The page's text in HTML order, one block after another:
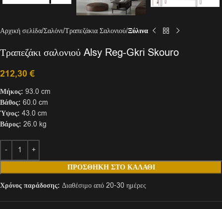
Αρχική σελίδα Σαλόνι Τραπεζάκια Σαλονιού Ξύλινα
Τραπεζάκι σαλονιού Alsy Reg-Gkri Skouro
212,30€
Μήκος: 93.0 cm
Βάθος: 60.0 cm
Ύψος: 43.0 cm
Βάρος: 26.0 kg
ΠΡΟΣΘΉΚΗ ΣΤΟ ΚΑΛΆΘΙ
Χρόνος παράδοσης: Διαθέσιμο από 20-30 ημέρες